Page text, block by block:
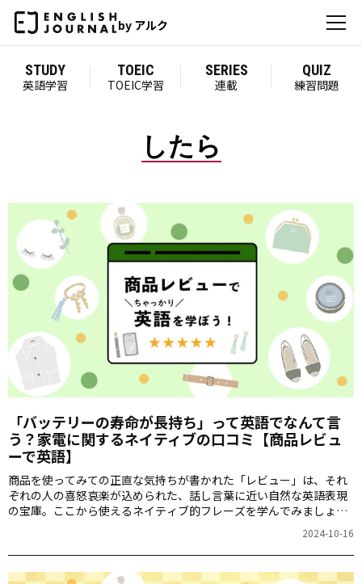
by アルク
STUDY
英語学習
TOEIC
TOEIC学習
SERIES
連載
QUIZ
練習問題
したら
「バッテリーの寿命が長持ち」って英語でなんて言
う？家電に関するネイティブの口コミ【商品レビュ
ーで英語】
商品を使ってみての正直な気持ちが書かれた「レビュー」は、それ
ぞれの人の喜怒哀楽が込められた、話し言葉に近い自然な英語表現
の宝庫。ここから使えるネイティブ的フレーズを学んでみましょ
2024-10-16